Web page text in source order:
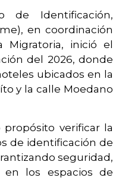
de Identificación,
en coordinación
inició el
del 2026, donde
ubicados en la
y la calle Moedano
verificar la
de identificación de
seguridad,
en los espacios de